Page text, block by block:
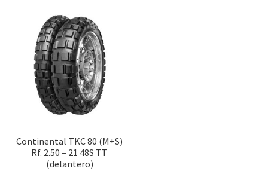
Continental TKC 80 (M+S)
Rf. 2.50 – 21 48S TT
(delantero)